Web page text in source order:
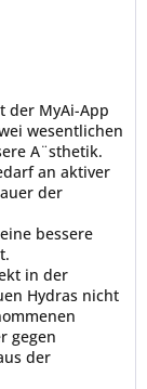
der MyAi-App
wesentlichen
A¨sthetik.
an aktiver
der
bessere
in der
Hydras nicht
gegen
der